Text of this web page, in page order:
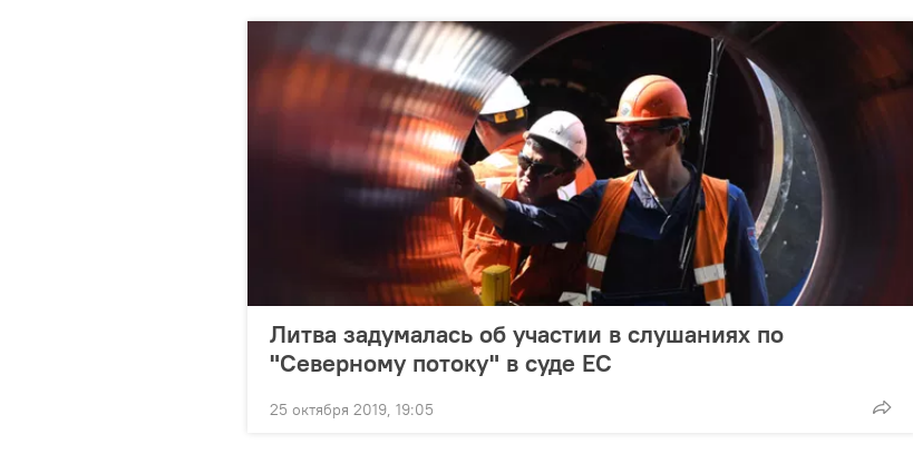
Литва задумалась об участии в слушаниях по
"Северному потоку" в суде ЕС
25 октября 2019, 19:05